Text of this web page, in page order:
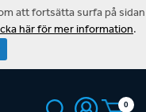
0
att fortsätta surfa på sidan
här för mer information.